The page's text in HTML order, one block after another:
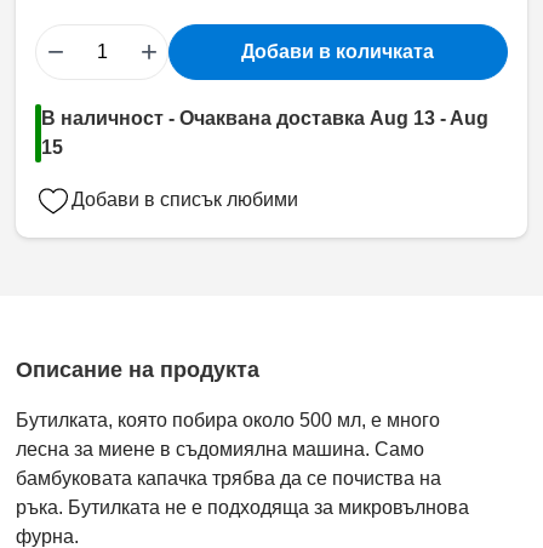
− + Добави в количката
В наличност - Очаквана доставка Aug 13 - Aug
15
Добави в списък любими
Описание на продукта
Бутилката, която побира около 500 мл, е много
лесна за миене в съдомиялна машина. Само
бамбуковата капачка трябва да се почиства на
ръка. Бутилката не е подходяща за микровълнова
фурна.